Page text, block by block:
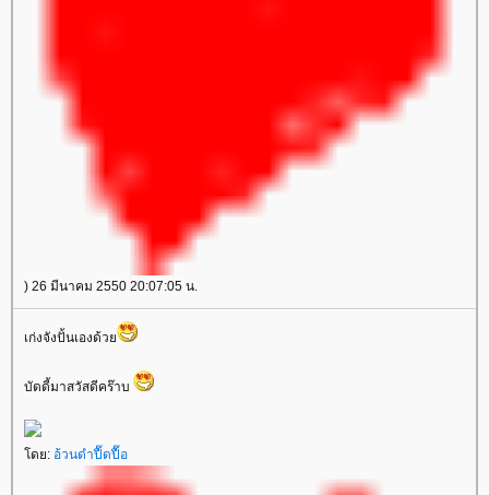
) 26 มีนาคม 2550 20:07:05 น.
เก่งจังปั้นเองด้ว
บัดดี้มาสวัสดีคร๊าบ
ดย: อ้วนดำปื๊ดปื๊อ